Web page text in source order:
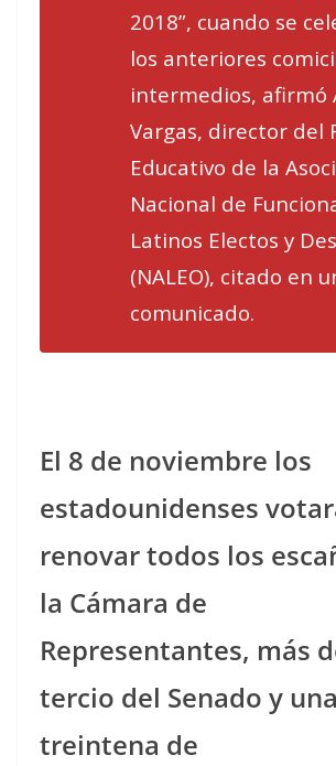
2018”, cuando se
los anteriores
intermedios, afirmó
Vargas, director del
Educativo de la
Nacional de
Latinos Electos y
(NALEO), citado en
comunicado.
El 8 de noviembre los
estadounidenses
renovar todos los
la Cámara de
Representantes, más
tercio del Senado y una
treintena de